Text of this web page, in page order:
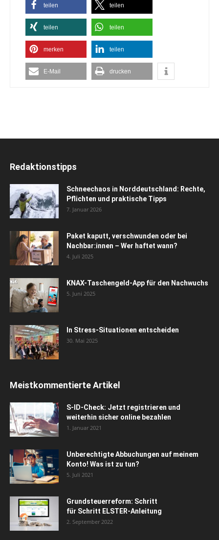
teilen teilen
teilen teilen
merken teilen
E-Mail drucken
Redaktionstipps
Schneechaos in Norddeutschland: Rechte,
Pflichten und praktische Tipps
7. Januar 2026
Paket kaputt, verschwunden oder bei
Nachbar:innen – Wer haftet wann?
4. Juli 2025
KNAX-Taschengeld-App für den Nachwuchs
5. Juni 2025
In Stress-Situationen entscheiden
30. Mai 2025
Meistkommentierte Artikel
S-ID-Check: Jetzt registrieren und
weiterhin sicher online bezahlen
1. Januar 2021
Unberechtigte Abbuchungen auf meinem
Konto! Was ist zu tun?
5. Juli 2021
Grundsteuerreform: Schritt
für Schritt ELSTER-Anleitung
2. September 2022